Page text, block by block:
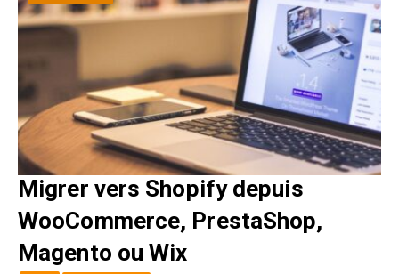
Migrer vers Shopify depuis
WooCommerce, PrestaShop,
Magento ou Wix